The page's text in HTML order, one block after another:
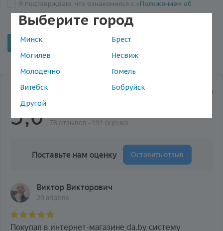
Выберите город
Минск
Брест
Могилев
Несвиж
Молодечно
Гомель
Витебск
Бобруйск
Другой
Я подтверждаю, что ознакомился с «Положением об
обработке персональных данных»